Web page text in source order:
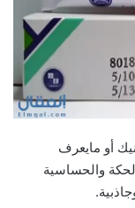
أو مايعرف
الحكة والحساسية